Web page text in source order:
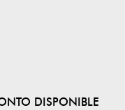
DISPONIBLE